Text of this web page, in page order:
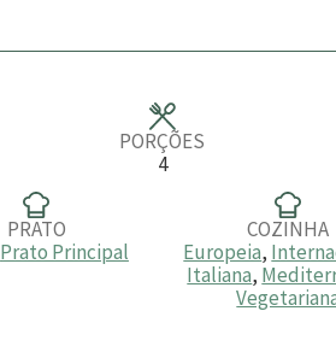
u
PORÇÕES
4
PRATO
Prato Principal
COZINHA
Europeia,
Italiana,